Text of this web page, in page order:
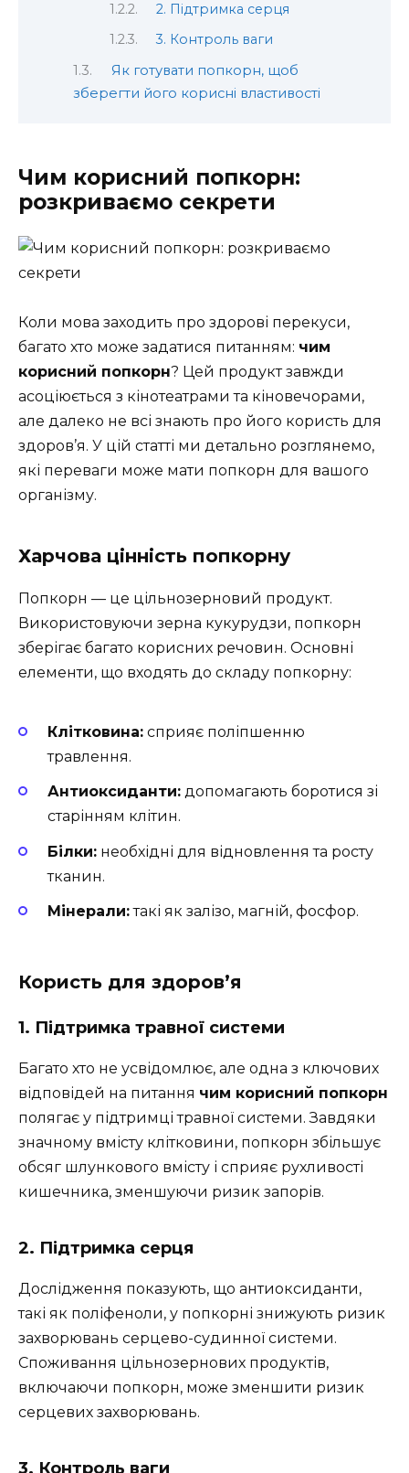
2. Підтримка серця
3. Контроль ваги
Як готувати попкорн, щоб
зберегти його корисні властивості
Чим корисний попкорн:
розкриваємо секрети
Коли мова заходить про здорові перекуси,
багато хто може задатися питанням: чим
корисний попкорн? Цей продукт завжди
асоціюється з кінотеатрами та кіновечорами,
але далеко не всі знають про його користь для
здоров’я. У цій статті ми детально розглянемо,
які переваги може мати попкорн для вашого
організму.
Харчова цінність попкорну
Попкорн — це цільнозерновий продукт.
Використовуючи зерна кукурудзи, попкорн
зберігає багато корисних речовин. Основні
елементи, що входять до складу попкорну:
Клітковина: сприяє поліпшенню
травлення.
Антиоксиданти: допомагають боротися зі
старінням клітин.
Білки: необхідні для відновлення та росту
тканин.
Мінерали:такі як залізо, магній, фосфор.
Користь для здоров’я
1. Підтримка травної системи
Багато хто не усвідомлює, але одна з ключових
відповідей на питання чим корисний попкорн
полягає у підтримці травної системи. Завдяки
значному вмісту клітковини, попкорн збільшує
обсяг шлункового вмісту і сприяє рухливості
кишечника, зменшуючи ризик запорів.
2. Підтримка серця
Дослідження показують, що антиоксиданти,
такі як поліфеноли, у попкорні знижують ризик
захворювань серцево-судинної системи.
Споживання цільнозернових продуктів,
включаючи попкорн, може зменшити ризик
серцевих захворювань.
3. Контроль ваги